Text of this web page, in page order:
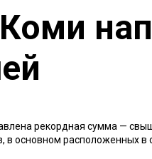
рекордная сумма —
в основном расположенных